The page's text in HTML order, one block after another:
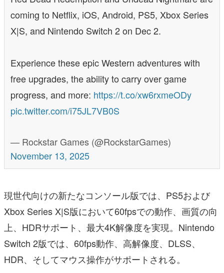
coming to Netflix, iOS, Android, PS5, Xbox Series
X|S, and Nintendo Switch 2 on Dec 2.
Experience these epic Western adventures with
free upgrades, the ability to carry over game
progress, and more: https://t.co/xw6rxmeODy
pic.twitter.com/i75JL7VB0S
— Rockstar Games (@RockstarGames)
November 13, 2025
現世代向けの新たなコンソール版では、PS5および
Xbox Series X|S版において60fpsでの動作、画質の向
上、HDRサポート、最大4K解像度を実現。Nintendo
Switch 2版では、60fps動作、高解像度、DLSS、
HDR、そしてマウス操作がサポートされる。